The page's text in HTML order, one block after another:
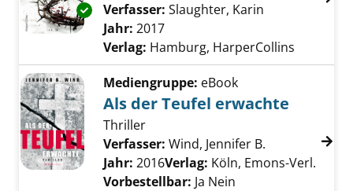
Exemplar-Details von Blutige Fesseln
Verfasser: Slaughter, Karin
Jahr: 2017
Verlag: Hamburg, HarperCollins
Mediengruppe: eBook
Als der Teufel erwachte
Thriller
Verfasser: Wind, Jennifer B. Suche nach
Jahr: 2016Verlag: Köln, Emons-Verl.
Vorbestellbar: Ja Nein